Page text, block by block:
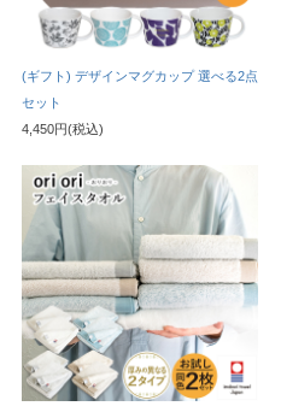
(ギフト) デザインマグカップ 選べる2点
セット
4,450円(税込)